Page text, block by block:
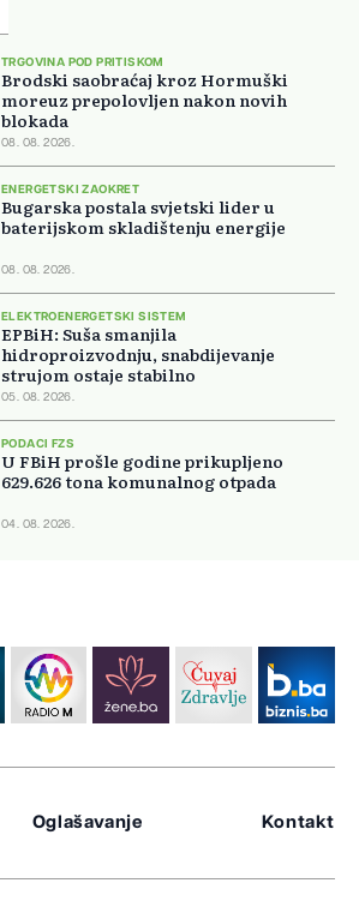
TRGOVINA POD PRITISKOM
Brodski saobraćaj kroz Hormuški
moreuz prepolovljen nakon novih
blokada
08. 08. 2026.
ENERGETSKI ZAOKRET
Bugarska postala svjetski lider u
baterijskom skladištenju energije
08. 08. 2026.
ELEKTROENERGETSKI SISTEM
EPBiH: Suša smanjila
hidroproizvodnju, snabdijevanje
strujom ostaje stabilno
05. 08. 2026.
PODACI FZS
U FBiH prošle godine prikupljeno
629.626 tona komunalnog otpada
04. 08. 2026.
Oglašavanje Kontakt